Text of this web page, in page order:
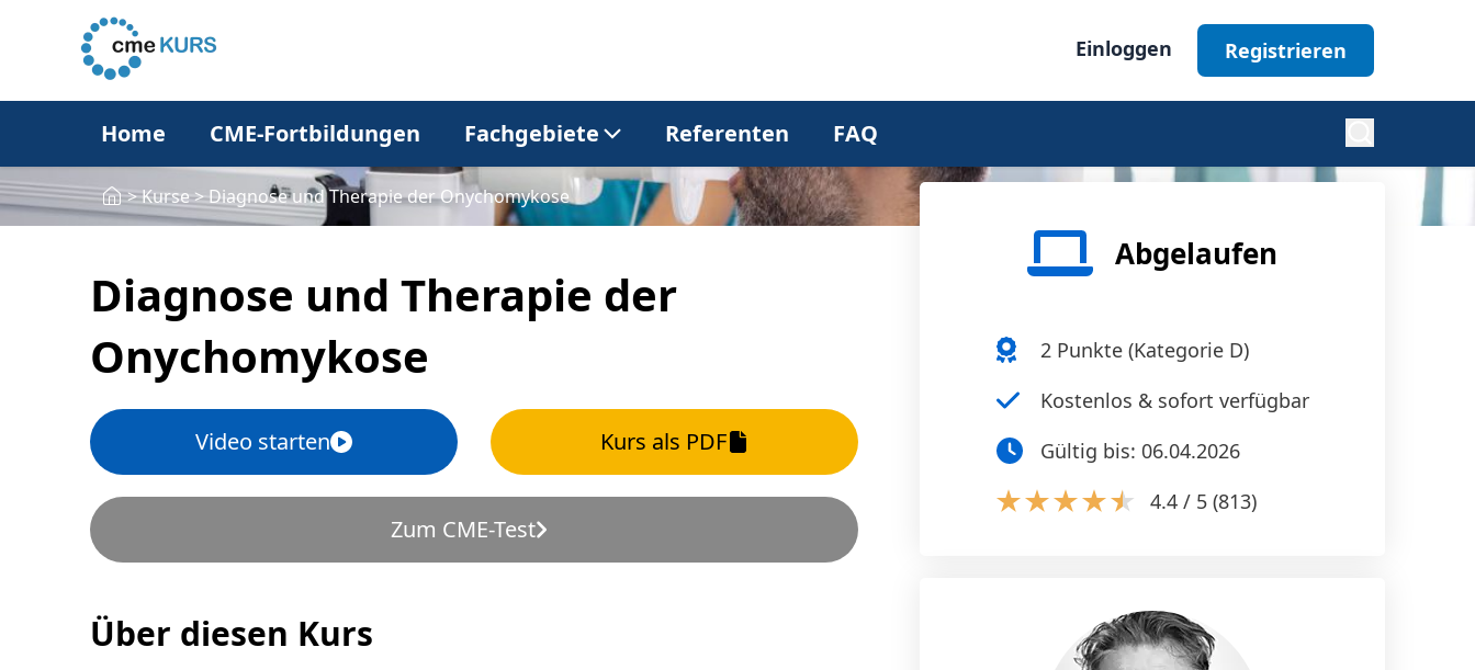
Einloggen Registrieren
Home CME-Fortbildungen Fachgebiete
Allgemeinmedizin Dermatologie
Gastroenterologie
Urologie Alle Fachgebiete
Referenten FAQ
>Kurse >Diagnose und Therapie der Onychomykose
Diagnose und Therapie der
Onychomykose
Video starten Kurs als PDF
Zum CME-Test
Über diesen Kurs
Abgelaufen
2Punkte (Kategorie D)
Kostenlos & sofort verfügbar
Gültig bis: 06.04.2026
4.4 / 5 (813)